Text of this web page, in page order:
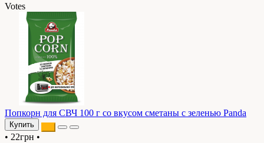
Votes
Попкорн для СВЧ 100 г со вкусом сметаны с зеленью Panda
Купить
• 22грн •